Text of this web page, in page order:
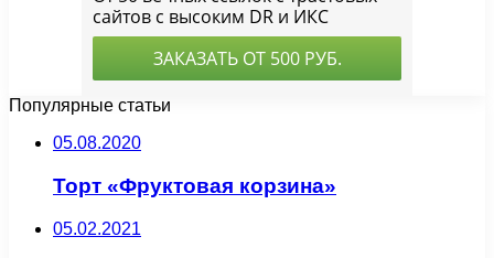
Популярные статьи
05.08.2020
Торт «Фруктовая корзина»
05.02.2021